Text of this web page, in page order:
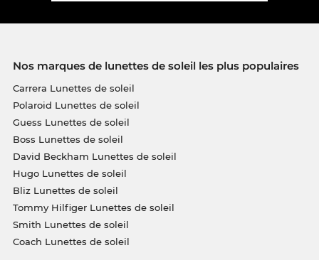
Nos marques de lunettes de soleil les plus populaires
Carrera Lunettes de soleil
Polaroid Lunettes de soleil
Guess Lunettes de soleil
Boss Lunettes de soleil
David Beckham Lunettes de soleil
Hugo Lunettes de soleil
Bliz Lunettes de soleil
Tommy Hilfiger Lunettes de soleil
Smith Lunettes de soleil
Coach Lunettes de soleil